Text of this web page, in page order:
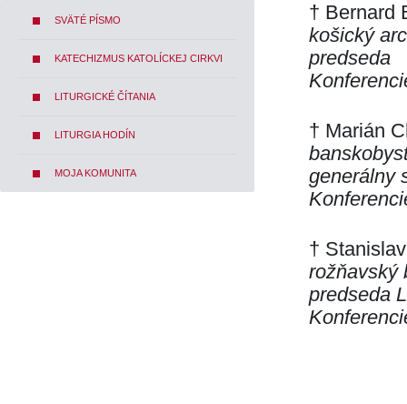
SVÄTÉ PÍSMO
KATECHIZMUS KATOLÍCKEJ CIRKVI
LITURGICKÉ ČÍTANIA
LITURGIA HODÍN
MOJA KOMUNITA
† Bernard
košický
predseda
† Marián
generálny
†
rožňavský
predseda